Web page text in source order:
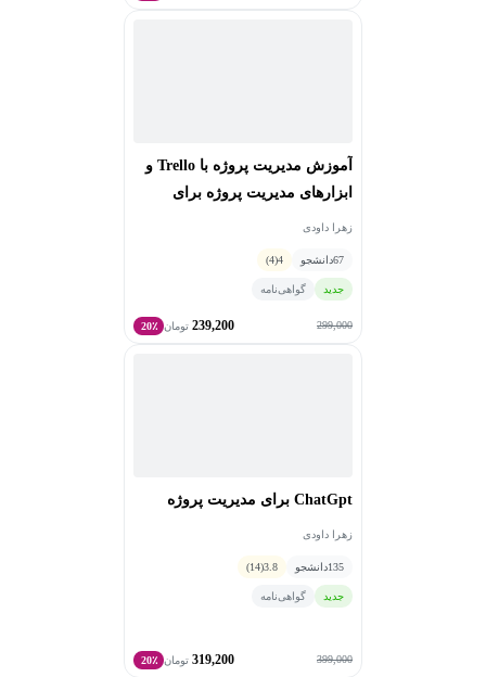
آموزش مدیریت پروژه با Trello و
ابزارهای مدیریت پروژه برای
وردپرس
زهرا داودی
67دانشجو 4
(4)
جدید گواهی‌نامه
299,000
239,200 تومان 20٪
ChatGpt برای مدیریت پروژه
زهرا داودی
135دانشجو 3.8
(14)
جدید گواهی‌نامه
399,000
319,200 تومان 20٪